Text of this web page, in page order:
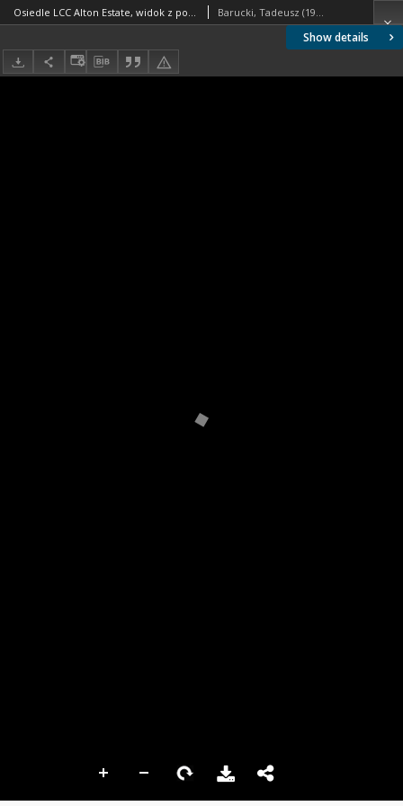
Show details
Osiedle LCC Alton Estate, widok z podcienia na budynek mieszkalny pięciokondygnacyjny typu "maisonettes", Londyn, Wielka Brytania Barucki, Tadeusz (1922- ). Fotograf